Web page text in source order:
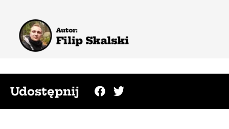
Udostępnij